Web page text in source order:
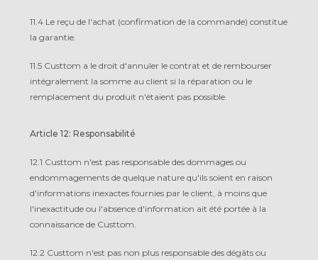
11.4 Le reçu de l'achat (confirmation de la commande) constitue
la garantie.
11.5 Custtom a le droit d'annuler le contrat et de rembourser
intégralement la somme au client si la réparation ou le
remplacement du produit n'étaient pas possible.
Article 12: Responsabilité
12.1 Custtom n'est pas responsable des dommages ou
endommagements de quelque nature qu'ils soient en raison
d'informations inexactes fournies par le client, à moins que
l'inexactitude ou l'absence d'information ait été portée à la
connaissance de Custtom.
12.2 Custtom n'est pas non plus responsable des dégâts ou